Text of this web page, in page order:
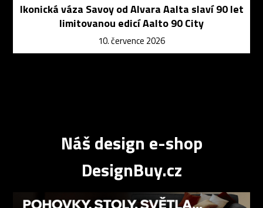
Ikonická váza Savoy od Alvara Aalta slaví 90 let
limitovanou edicí Aalto 90 City
10. července 2026
Náš design e-shop
DesignBuy.cz